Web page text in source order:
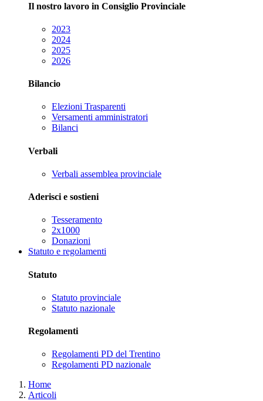
Il nostro lavoro in Consiglio Provinciale
2023
2024
2025
2026
Bilancio
Elezioni Trasparenti
Versamenti amministratori
Bilanci
Verbali
Verbali assemblea provinciale
Aderisci e sostieni
Tesseramento
2x1000
Donazioni
Statuto e regolamenti
Statuto
Statuto provinciale
Statuto nazionale
Regolamenti
Regolamenti PD del Trentino
Regolamenti PD nazionale
Home
Articoli